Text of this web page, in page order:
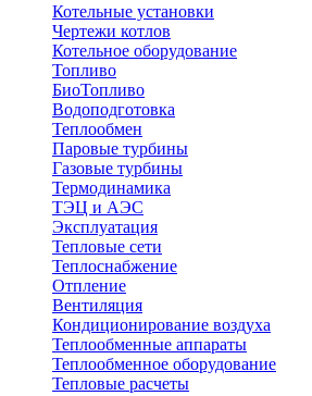
Котельные установки
Чертежи котлов
Котельное оборудование
Топливо
БиоТопливо
Водоподготовка
Теплообмен
Паровые турбины
Газовые турбины
Термодинамика
ТЭЦ и АЭС
Эксплуатация
Тепловые сети
Теплоснабжение
Отпление
Вентиляция
Кондиционирование воздуха
Теплообменные аппараты
Теплообменное оборудование
Тепловые расчеты